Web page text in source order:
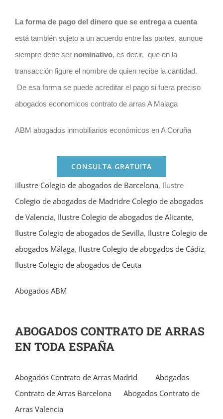
La forma de pago del dinero que se entrega a cuenta
está también sujeto a un acuerdo entre las partes, aunque
siempre debe ser nominativo, es decir, que en la
transacción figure el nombre de quien recibe la cantidad.
De esa forma se puede acreditar el pago si fuera preciso
abogados economicos contrato de arras A Malaga
ABM abogados inmobiliarios económicos en A Coruña
CONSULTA GRATUITA
iIlustre Colegio de abogados de Barcelona, Ilustre
Colegio de abogados de Madridre Colegio de abogados
de Valencia, Ilustre Colegio de abogados de Alicante,
Ilustre Colegio de abogados de Sevilla, Ilustre Colegio de
abogados Málaga, Ilustre Colegio de abogados de Cádiz,
Ilustre Colegio de abogados de Ceuta
Abogados ABM
ABOGADOS CONTRATO DE ARRAS
EN TODA ESPAÑA
Abogados Contrato de Arras Madrid
Abogados
Contrato de Arras Barcelona
Abogados Contrato de
Arras Valencia